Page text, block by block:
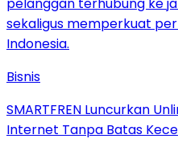
Bisnis
SMARTFREN Luncurkan
Internet Tanpa Batas